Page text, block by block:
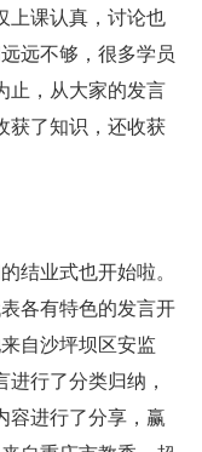
上课认真，讨论也
远不够，很多学员
止，从大家的发言
获了知识，还收获
结业式也开始啦。
各有特色的发言开
自沙坪坝区安监
行了分类归纳，
容进行了分享，赢